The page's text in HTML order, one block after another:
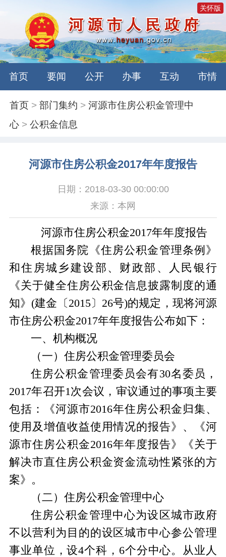
关怀版
首页 要闻 公开 办事 互动 市情
首页 >部门集约 >河源市住房公积金管理中
心 >公积金信息
河源市住房公积金2017年年度报告
日期：2018-03-30 00:00:00
来源：本网
河源市住房公积金2017年年度报告
根据国务院《住房公积金管理条例》
和住房城乡建设部、财政部、人民银行
《关于健全住房公积金信息披露制度的通
知》(建金〔2015〕26号)的规定，现将河源
市住房公积金2017年年度报告公布如下：
一、机构概况
（一）住房公积金管理委员会
住房公积金管理委员会有30名委员，
2017年召开1次会议，审议通过的事项主要
包括：《河源市2016年住房公积金归集、
使用及增值收益使用情况的报告》、《河
源市住房公积金2016年年度报告》《关于
解决市直住房公积金资金流动性紧张的方
案》。
（二）住房公积金管理中心
住房公积金管理中心为设区城市政府
不以营利为目的的设区城市中心参公管理
事业单位，设4个科，6个分中心。从业人